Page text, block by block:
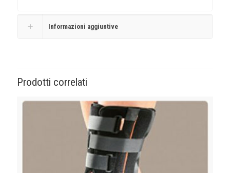
Informazioni aggiuntive
Prodotti correlati